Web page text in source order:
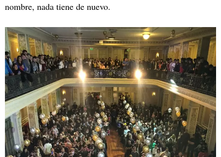
nombre, nada tiene de nuevo.